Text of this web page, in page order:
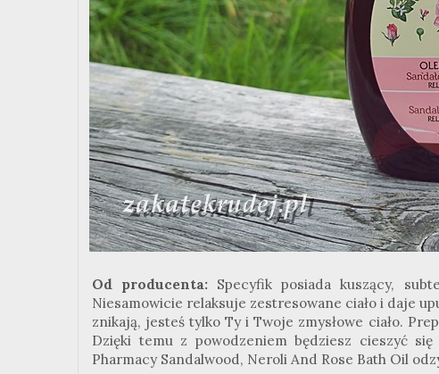
Od producenta: Specyfik posiada kuszący,
Niesamowicie relaksuje zestresowane ciało i daje
znikają, jesteś tylko Ty i Twoje zmysłowe ciało.
Dzięki temu z powodzeniem będziesz cieszyć
Pharmacy Sandalwood, Neroli And Rose Bath Oil